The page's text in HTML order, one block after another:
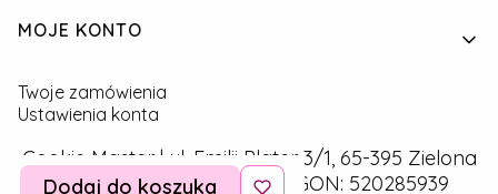
MOJE KONTO
Twoje zamówienia
Ustawienia konta
Cookie Master | ul. Emilii Plater 3/1, 65-395 Zielona
Góra | NIP: 9291757160 | REGON: 520285939
Dodaj do koszyka